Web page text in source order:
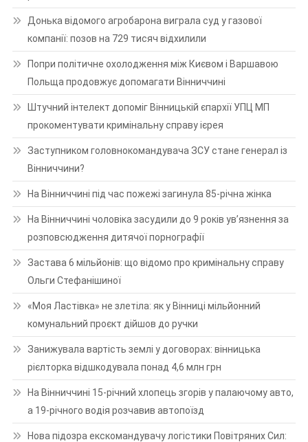
Донька відомого агробарона виграла суд у газової
компанії: позов на 729 тисяч відхилили
Попри політичне охолодження між Києвом і Варшавою
Польща продовжує допомагати Вінниччині
Штучний інтелект допоміг Вінницькій єпархії УПЦ МП
прокоментувати кримінальну справу ієрея
Заступником головнокомандувача ЗСУ стане генерал із
Вінниччини?
На Вінниччині під час пожежі загинула 85-річна жінка
На Вінниччині чоловіка засудили до 9 років ув’язнення за
розповсюдження дитячої порнографії
Застава 6 мільйонів: що відомо про кримінальну справу
Ольги Стефанішиної
«Моя Ластівка» не злетіла: як у Вінниці мільйонний
комунальний проєкт дійшов до ручки
Занижувала вартість землі у договорах: вінницька
рієлторка відшкодувала понад 4,6 млн грн
На Вінниччині 15-річний хлопець згорів у палаючому авто,
а 19-річного водія розчавив автопоїзд
Нова підозра екскомандувачу логістики Повітряних Сил: